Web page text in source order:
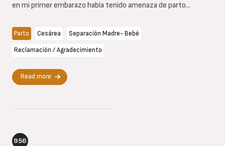
en mi primer embarazo había tenido amenaza de parto...
Parto Cesárea Separación Madre- Bebé
Reclamación / Agradecimiento
Read more
956